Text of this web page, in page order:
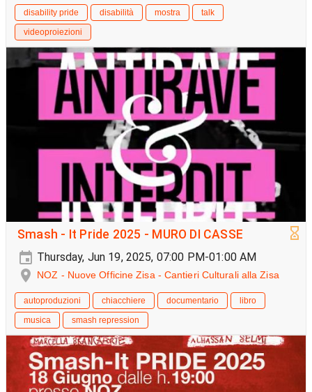
disability pride disabilità mostra
talk
videoproiezioni
Smash - It Pride 2025 - MURO DI CASSE
Thursday, Jun 19, 2025, 07:00 PM-01:00 AM
NOZ - Nuove Officine Zisa - Cantieri Culturali alla Zisa
autoproduzioni chiacchiere documentario
libro
musica
smash repression